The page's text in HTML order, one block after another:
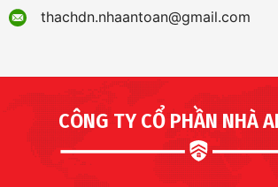
thachdn.nhaantoan@gmail.com
CÔNG TY CỔ PHẦN NHÀ